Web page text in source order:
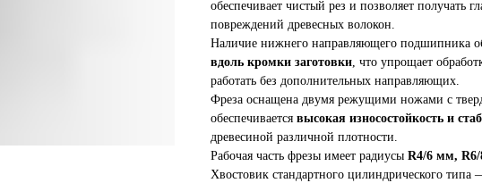
обеспечивает чистый рез и позволяет получать
повреждений древесных волокон.
Наличие нижнего направляющего подшипника
вдоль кромки заготовки , что упрощает
работать без дополнительных направляющих.
Фреза оснащена двумя режущими ножами с
обеспечивается высокая износостойкость и
древесиной различной плотности.
Рабочая часть фрезы имеет радиусы R4/6 мм,
Хвостовик стандартного цилиндрического типа